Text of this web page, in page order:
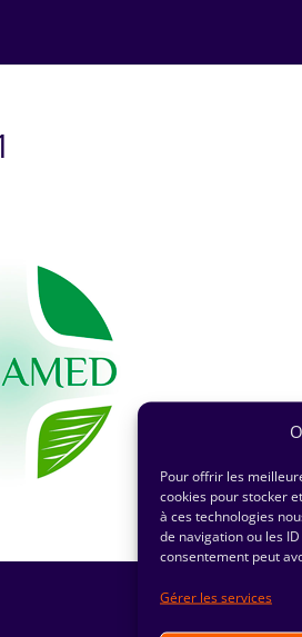
Pour offrir les
cookies pour stocker
à ces technologies
de navigation ou les
consentement peut
Gérer les services